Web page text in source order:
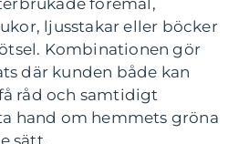
ljusstakar eller böcker
Kombinationen gör
där kunden både kan
råd och samtidigt
hand om hemmets gröna
sätt.